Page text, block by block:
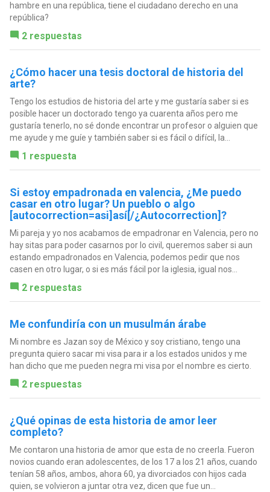
hambre en una república, tiene el ciudadano derecho en una
república?
2 respuestas
¿Cómo hacer una tesis doctoral de historia del
arte?
Tengo los estudios de historia del arte y me gustaría saber si es
posible hacer un doctorado tengo ya cuarenta años pero me
gustaría tenerlo, no sé donde encontrar un profesor o alguien que
me ayude y me guíe y también saber si es fácil o difícil, la...
1 respuesta
Si estoy empadronada en valencia, ¿Me puedo
casar en otro lugar? Un pueblo o algo
[autocorrection=asi]así[/¿Autocorrection]?
Mi pareja y yo nos acabamos de empadronar en Valencia, pero no
hay sitas para poder casarnos por lo civil, queremos saber si aun
estando empadronados en Valencia, podemos pedir que nos
casen en otro lugar, o si es más fácil por la iglesia, igual nos...
2 respuestas
Me confundiría con un musulmán árabe
Mi nombre es Jazan soy de México y soy cristiano, tengo una
pregunta quiero sacar mi visa para ir a los estados unidos y me
han dicho que me pueden negra mi visa por el nombre es cierto.
2 respuestas
¿Qué opinas de esta historia de amor leer
completo?
Me contaron una historia de amor que esta de no creerla. Fueron
novios cuando eran adolescentes, de los 17 a los 21 años, cuando
tenían 58 años, ambos, ahora 60, ya divorciados con hijos cada
quien, se volvieron a juntar otra vez, dicen que fue un...